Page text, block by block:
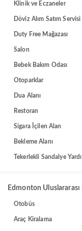
Klinik ve Eczaneler
Döviz Alım Satım Servisi
Duty Free Mağazası
Salon
Bebek Bakım Odası
Otoparklar
Dua Alanı
Restoran
Sigara İçilen Alan
Bekleme Alanı
Tekerlekli Sandalye
Edmonton
Otobüs
Araç Kiralama